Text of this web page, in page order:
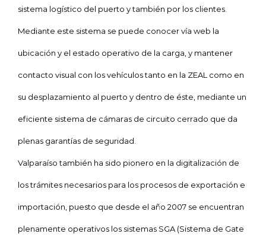
sistema logístico del puerto y también por los clientes.
Mediante este sistema se puede conocer vía web la
ubicación y el estado operativo de la carga, y mantener
contacto visual con los vehículos tanto en la ZEAL como en
su desplazamiento al puerto y dentro de éste, mediante un
eficiente sistema de cámaras de circuito cerrado que da
plenas garantías de seguridad.
Valparaíso también ha sido pionero en la digitalización de
los trámites necesarios para los procesos de exportación e
importación, puesto que desde el año 2007 se encuentran
plenamente operativos los sistemas SGA (Sistema de Gate